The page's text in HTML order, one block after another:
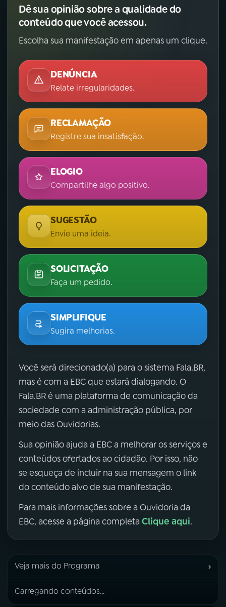
Dê sua opinião sobre a qualidade do
conteúdo que você acessou.
Escolha sua manifestação em apenas um clique.
DENÚNCIA
Relate irregularidades.
RECLAMAÇÃO
Registre sua insatisfação.
ELOGIO
Compartilhe algo positivo.
SUGESTÃO
Envie uma ideia.
SOLICITAÇÃO
Faça um pedido.
SIMPLIFIQUE
Sugira melhorias.
Você será direcionado(a) para o sistema Fala.BR,
mas é com a EBC que estará dialogando. O
Fala.BR é uma plataforma de comunicação da
sociedade com a administração pública, por
meio das Ouvidorias.
Sua opinião ajuda a EBC a melhorar os serviços e
conteúdos ofertados ao cidadão. Por isso, não
se esqueça de incluir na sua mensagem o link
do conteúdo alvo de sua manifestação.
Para mais informações sobre a Ouvidoria da
EBC, acesse a página completa Clique aqui.
Veja mais do Programa ›
Carregando conteúdos...